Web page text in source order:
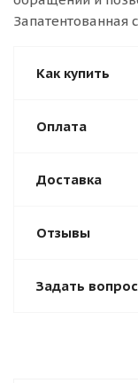
Запатентованная
Как купить
Оплата
Доставка
Отзывы
Задать вопрос